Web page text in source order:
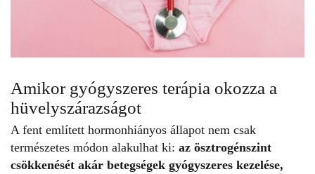
Amikor gyógyszeres terápia okozza a
hüvelyszárazságot
A fent említett hormonhiányos állapot nem csak
természetes módon alakulhat ki: az ösztrogénszint
csökkenését akár betegségek gyógyszeres kezelése,